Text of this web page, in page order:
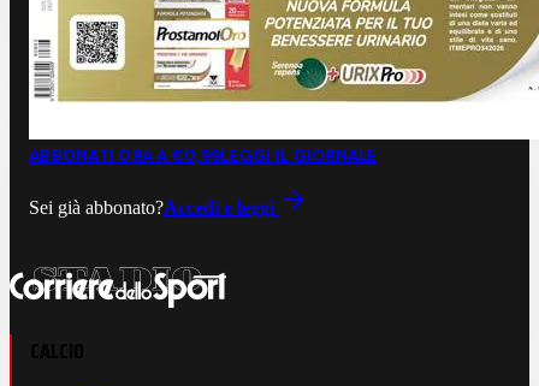
ABBONATI ORA A €0,99LEGGI IL GIORNALE
Sei già abbonato?Accedi e leggi